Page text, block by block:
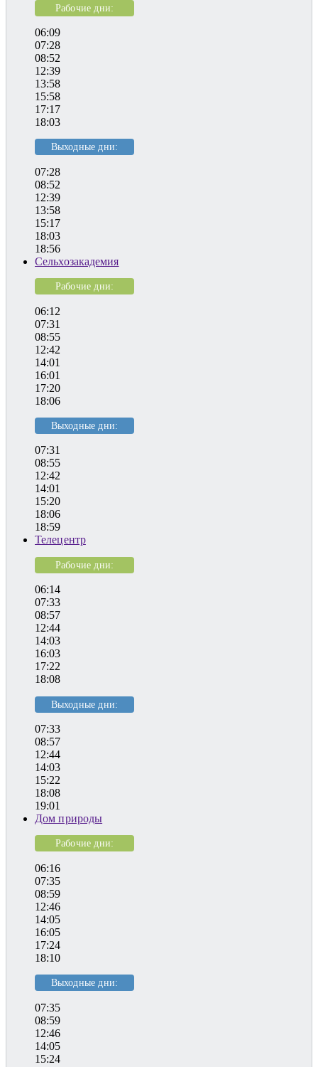
Рабочие дни:
06:09
07:28
08:52
12:39
13:58
15:58
17:17
18:03
Выходные дни:
07:28
08:52
12:39
13:58
15:17
18:03
18:56
Сельхозакадемия
Рабочие дни:
06:12
07:31
08:55
12:42
14:01
16:01
17:20
18:06
Выходные дни:
07:31
08:55
12:42
14:01
15:20
18:06
18:59
Телецентр
Рабочие дни:
06:14
07:33
08:57
12:44
14:03
16:03
17:22
18:08
Выходные дни:
07:33
08:57
12:44
14:03
15:22
18:08
19:01
Дом природы
Рабочие дни:
06:16
07:35
08:59
12:46
14:05
16:05
17:24
18:10
Выходные дни:
07:35
08:59
12:46
14:05
15:24